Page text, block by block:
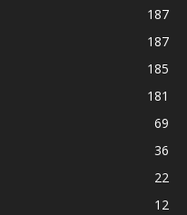
187
187
185
181
69
36
22
12